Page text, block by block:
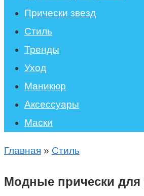
Прически звезд
Стиль
Тренды
Уход
Маникюр
Аксессуары
Маски
Главная » Стиль
Модные прически для